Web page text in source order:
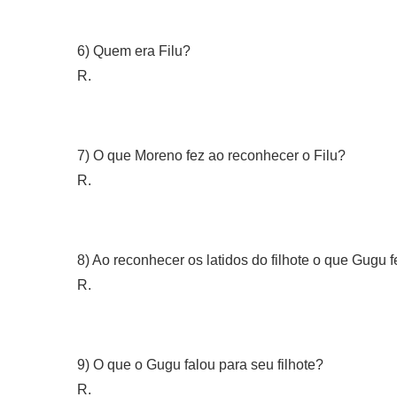
6) Quem era Filu?
R.
7) O que Moreno fez ao reconhecer o Filu?
R.
8) Ao reconhecer os latidos do filhote o que Gugu
R.
9) O que o Gugu falou para seu filhote?
R.